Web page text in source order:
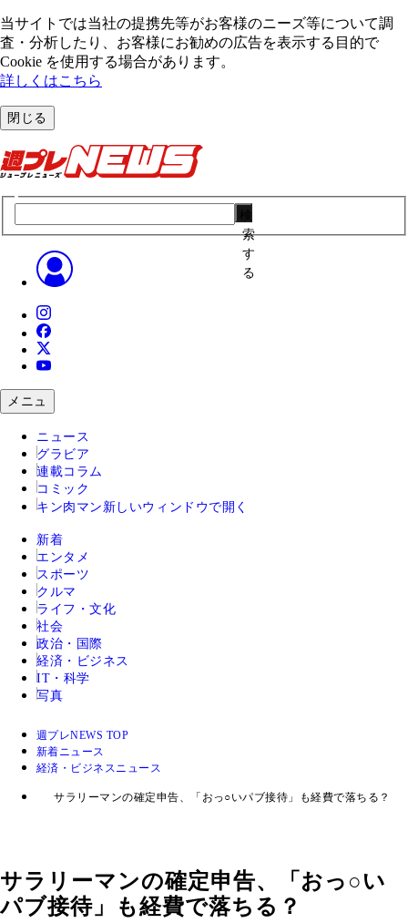
当サイトでは当社の提携先等がお客様のニーズ等について調
査・分析したり、お客様にお勧めの広告を表⽰する⽬的で
Cookie を使⽤する場合があります。
詳しくはこちら
閉じる
索
す
る
メニュ
ニュース
グラビア
連載コラム
コミック
キン肉マン 新しいウィンドウで開く
新着
エンタメ
スポーツ
クルマ
ライフ・文化
社会
政治・国際
経済・ビジネス
IT・科学
写真
週プレNEWS TOP
新着ニュース
経済・ビジネスニュース
サラリーマンの確定申告、「おっ○いパブ接待」も経費で落ちる？
サラリーマンの確定申告、「おっ○い
パブ接待」も経費で落ちる？